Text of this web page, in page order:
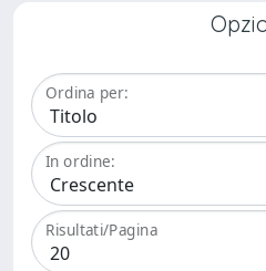
Ordina per:
In ordine:
Risultati/Pagina